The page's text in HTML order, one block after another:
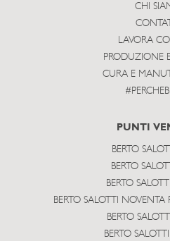
CHI
LAVORA
PRODUZIONE
CURA E
PUNTI
BERTO
BERTO
BERTO
BERTO SALOTTI
BERTO
BERTO